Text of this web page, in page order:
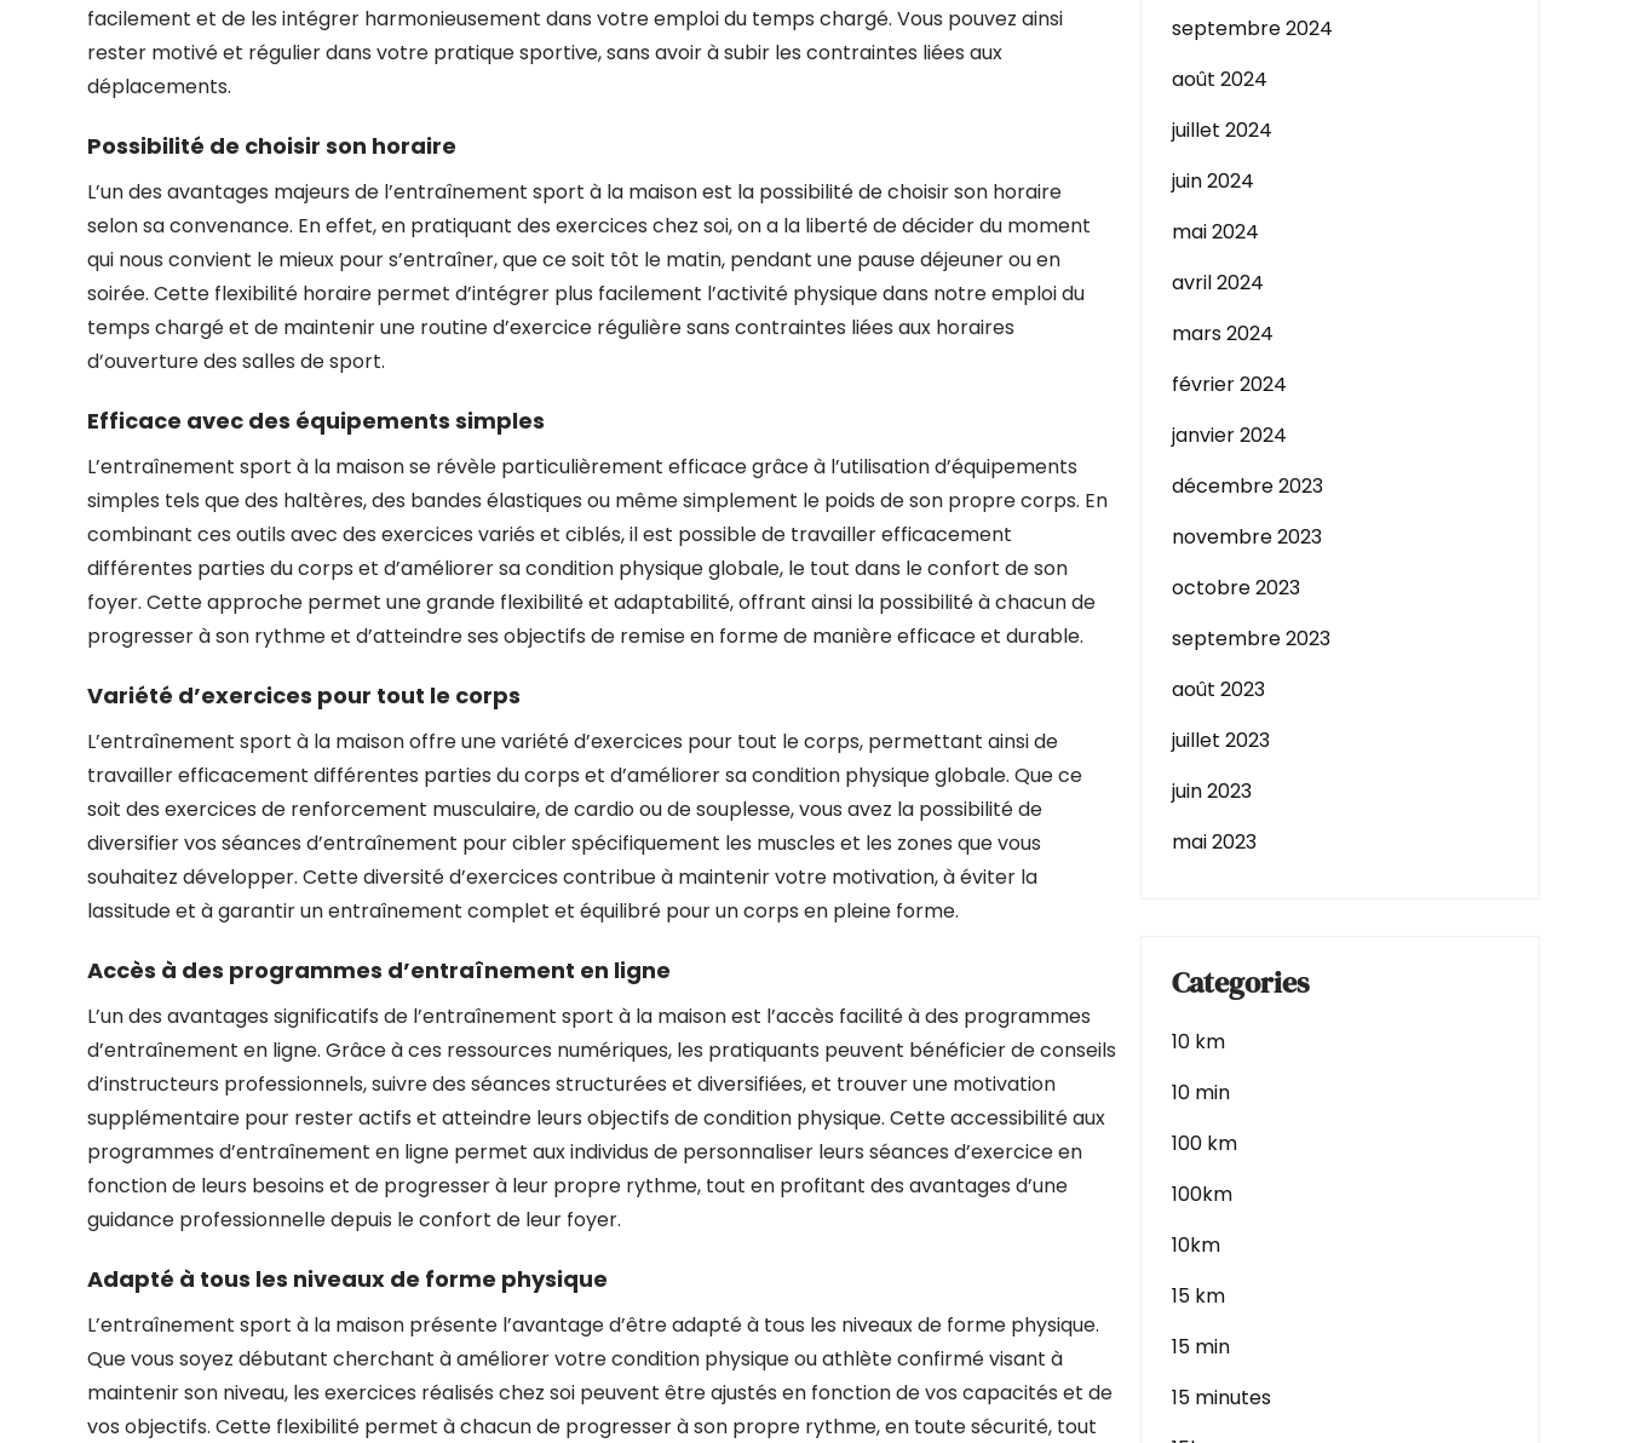
facilement et de les intégrer harmonieusement dans votre emploi du temps chargé. Vous pouvez ainsi
rester motivé et régulier dans votre pratique sportive, sans avoir à subir les contraintes liées aux
déplacements.
Possibilité de choisir son horaire
L’un des avantages majeurs de l’entraînement sport à la maison est la possibilité de choisir son horaire
selon sa convenance. En effet, en pratiquant des exercices chez soi, on a la liberté de décider du moment
qui nous convient le mieux pour s’entraîner, que ce soit tôt le matin, pendant une pause déjeuner ou en
soirée. Cette flexibilité horaire permet d’intégrer plus facilement l’activité physique dans notre emploi du
temps chargé et de maintenir une routine d’exercice régulière sans contraintes liées aux horaires
d’ouverture des salles de sport.
Efficace avec des équipements simples
L’entraînement sport à la maison se révèle particulièrement efficace grâce à l’utilisation d’équipements
simples tels que des haltères, des bandes élastiques ou même simplement le poids de son propre corps. En
combinant ces outils avec des exercices variés et ciblés, il est possible de travailler efficacement
différentes parties du corps et d’améliorer sa condition physique globale, le tout dans le confort de son
foyer. Cette approche permet une grande flexibilité et adaptabilité, offrant ainsi la possibilité à chacun de
progresser à son rythme et d’atteindre ses objectifs de remise en forme de manière efficace et durable.
Variété d’exercices pour tout le corps
L’entraînement sport à la maison offre une variété d’exercices pour tout le corps, permettant ainsi de
travailler efficacement différentes parties du corps et d’améliorer sa condition physique globale. Que ce
soit des exercices de renforcement musculaire, de cardio ou de souplesse, vous avez la possibilité de
diversifier vos séances d’entraînement pour cibler spécifiquement les muscles et les zones que vous
souhaitez développer. Cette diversité d’exercices contribue à maintenir votre motivation, à éviter la
lassitude et à garantir un entraînement complet et équilibré pour un corps en pleine forme.
Accès à des programmes d’entraînement en ligne
L’un des avantages significatifs de l’entraînement sport à la maison est l’accès facilité à des programmes
d’entraînement en ligne. Grâce à ces ressources numériques, les pratiquants peuvent bénéficier de conseils
d’instructeurs professionnels, suivre des séances structurées et diversifiées, et trouver une motivation
supplémentaire pour rester actifs et atteindre leurs objectifs de condition physique. Cette accessibilité aux
programmes d’entraînement en ligne permet aux individus de personnaliser leurs séances d’exercice en
fonction de leurs besoins et de progresser à leur propre rythme, tout en profitant des avantages d’une
guidance professionnelle depuis le confort de leur foyer.
Adapté à tous les niveaux de forme physique
L’entraînement sport à la maison présente l’avantage d’être adapté à tous les niveaux de forme physique.
Que vous soyez débutant cherchant à améliorer votre condition physique ou athlète confirmé visant à
maintenir son niveau, les exercices réalisés chez soi peuvent être ajustés en fonction de vos capacités et de
vos objectifs. Cette flexibilité permet à chacun de progresser à son propre rythme, en toute sécurité, tout
septembre 2024
août 2024
juillet 2024
juin 2024
mai 2024
avril 2024
mars 2024
février 2024
janvier 2024
décembre 2023
novembre 2023
octobre 2023
septembre 2023
août 2023
juillet 2023
juin 2023
mai 2023
Categories
10 km
10 min
100 km
100km
10km
15 km
15 min
15 minutes